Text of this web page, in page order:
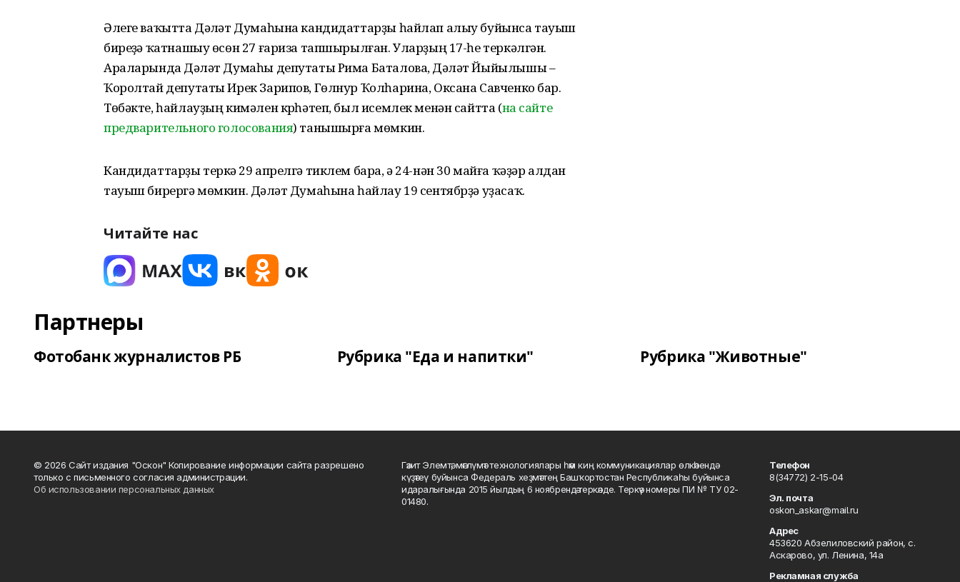
Әлеге ваҡытта Дәүләт Думаһына кандидаттарҙы һайлап алыу буйынса тауыш
биреүҙә ҡатнашыу өсөн 27 ғариза тапшырылған. Уларҙың 17-һе теркәлгән.
Араларында Дәүләт Думаһы депутаты Рима Баталова, Дәүләт Йыйылышы –
Ҡоролтай депутаты Ирек Зарипов, Гөлнур Ҡолһарина, Оксана Савченко бар.
Төбәкте, һайлауҙың кимәлен күрһәтеп, был исемлек менән сайтта (на сайте
предварительного голосования) танышырға мөмкин.
Кандидаттарҙы теркәү 29 апрелгә тиклем бара, ә 24-нән 30 майға ҡәҙәр алдан
тауыш бирергә мөмкин. Дәүләт Думаһына һайлау 19 сентябрҙә уҙасаҡ.
Читайте нас
Партнеры
Фотобанк журналистов РБ Рубрика "Еда и напитки" Рубрика "Животные"
© 2026 Сайт издания "Оскон" Копирование информации сайта разрешено
только с письменного согласия администрации.
Об использовании персональных данных
Гәзит Элемтә, мәғлүмәт технологиялары һәм киң коммуникациялар өлкәһендә
күҙәтеү буйынса Федераль хеҙмәттең Башҡортостан Республикаһы буйынса
идаралығында 2015 йылдың 6 ноябрендә теркәлде. Теркәү номеры ПИ № ТУ 02-
01480.
Телефон
8(34772) 2-15-04
Эл. почта
oskon_askar@mail.ru
Адрес
453620 Абзелиловский район, с.
Аскарово, ул. Ленина, 14а
Рекламная служба